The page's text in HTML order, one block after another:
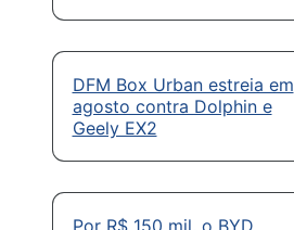
DFM Box Urban estreia em
agosto contra Dolphin e
Geely EX2